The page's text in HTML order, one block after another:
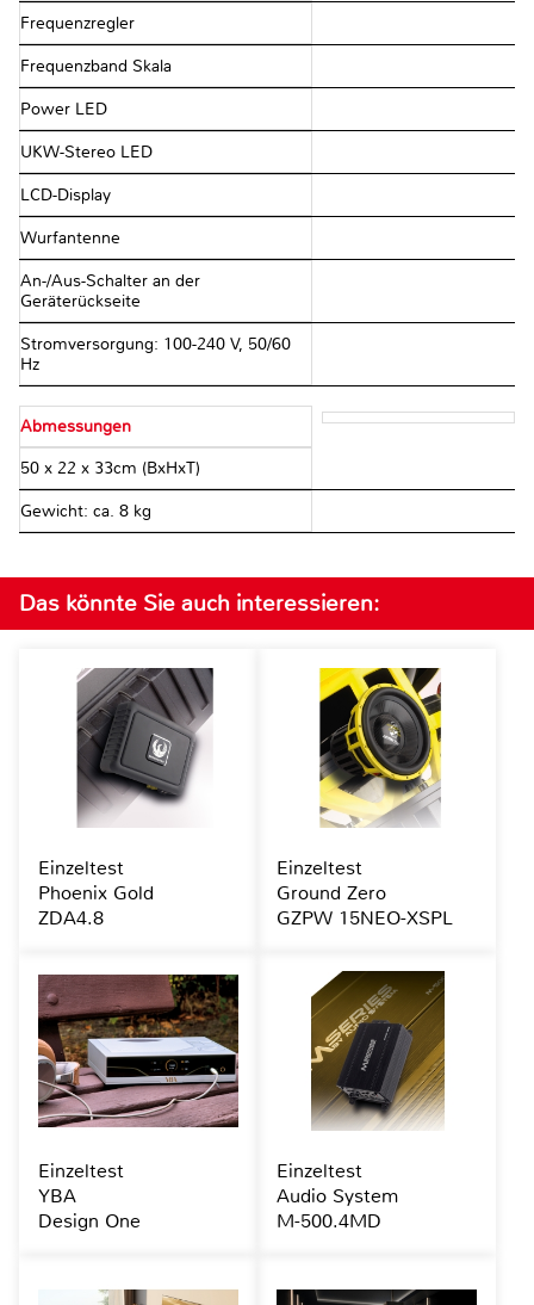
Frequenzregler
Frequenzband Skala
Power LED
UKW-Stereo LED
LCD-Display
Wurfantenne
An-/Aus-Schalter an der
Geräterückseite
Stromversorgung: 100-240 V, 50/60
Hz
Abmessungen
50 x 22 x 33cm (BxHxT)
Gewicht: ca. 8 kg
Das könnte Sie auch interessieren:
Einzeltest
Phoenix Gold
ZDA4.8
Einzeltest
Ground Zero
GZPW 15NEO-XSPL
Einzeltest
YBA
Design One
Einzeltest
Audio System
M-500.4MD